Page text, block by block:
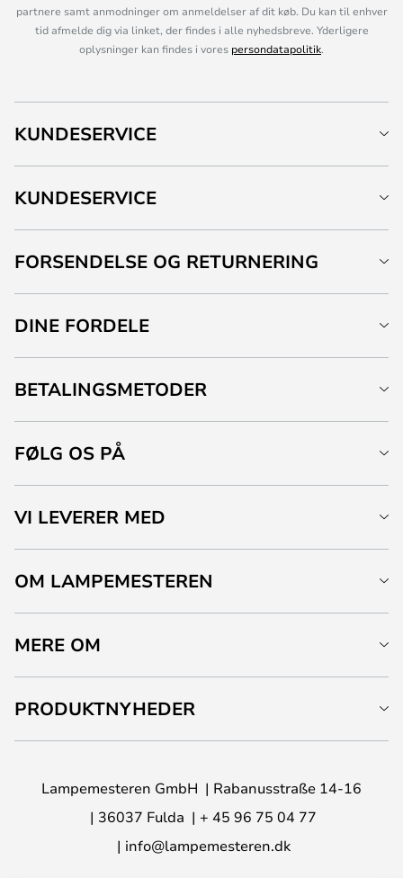
partnere samt anmodninger om anmeldelser af dit køb. Du kan til enhver
tid afmelde dig via linket, der findes i alle nyhedsbreve. Yderligere
oplysninger kan findes i vores persondatapolitik.
KUNDESERVICE
KUNDESERVICE
FORSENDELSE OG RETURNERING
DINE FORDELE
BETALINGSMETODER
FØLG OS PÅ
VI LEVERER MED
OM LAMPEMESTEREN
MERE OM
PRODUKTNYHEDER
Lampemesteren GmbH
Rabanusstraße 14-16
36037 Fulda
+ 45 96 75 04 77
info@lampemesteren.dk